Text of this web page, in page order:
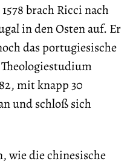
brach Ricci nach
in den Osten auf. Er
das portugiesische
mit knapp 30
und schloß sich
wie die chinesische